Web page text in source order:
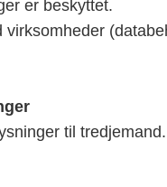
er beskyttet.
til tredjemand.